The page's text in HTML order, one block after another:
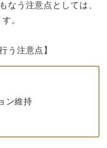
なう注意点としては、
。
う注意点】
ン維持